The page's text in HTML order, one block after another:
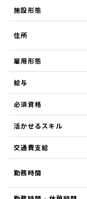
施設形態
住所
雇用形態
給与
必須資格
活かせるスキル
交通費支給
勤務時間